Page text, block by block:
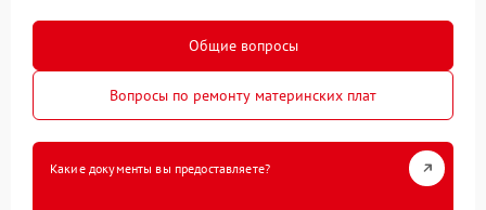
Общие вопросы
Вопросы по ремонту материнских плат
Какие документы вы предоставляете?